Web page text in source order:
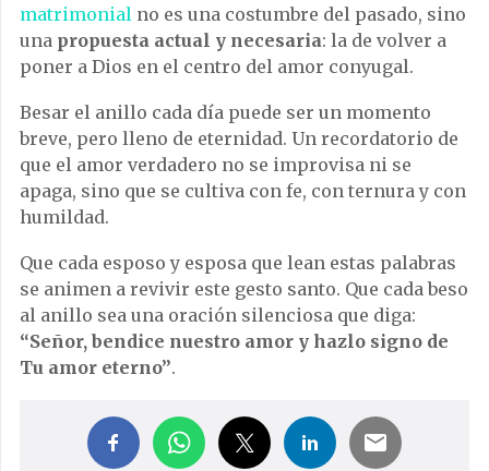
matrimonial no es una costumbre del pasado, sino
una propuesta actual y necesaria: la de volver a
poner a Dios en el centro del amor conyugal.
Besar el anillo cada día puede ser un momento
breve, pero lleno de eternidad. Un recordatorio de
que el amor verdadero no se improvisa ni se
apaga, sino que se cultiva con fe, con ternura y con
humildad.
Que cada esposo y esposa que lean estas palabras
se animen a revivir este gesto santo. Que cada beso
al anillo sea una oración silenciosa que diga:
“Señor, bendice nuestro amor y hazlo signo de
Tu amor eterno”.